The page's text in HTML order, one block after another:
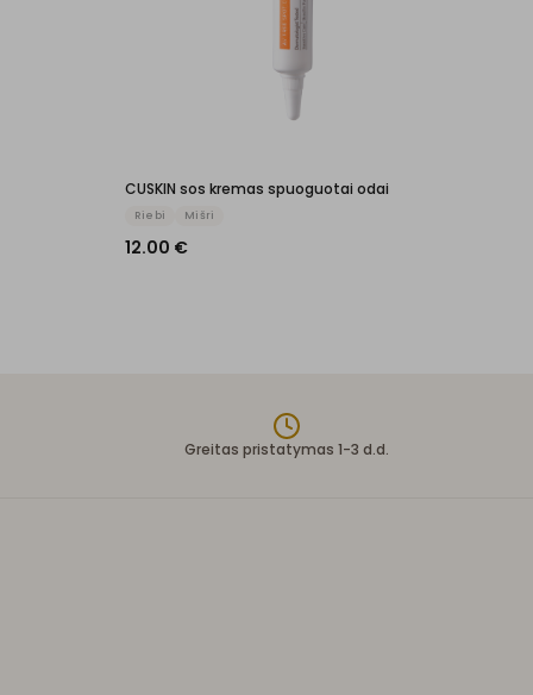
CUSKIN sos kremas spuoguotai odai
Riebi Mišri
12.00 €
Greitas pristatymas 1-3 d.d.